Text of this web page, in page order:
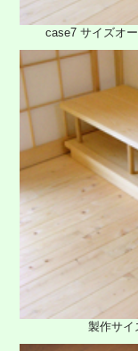
case7 サイズオ
製作サイ